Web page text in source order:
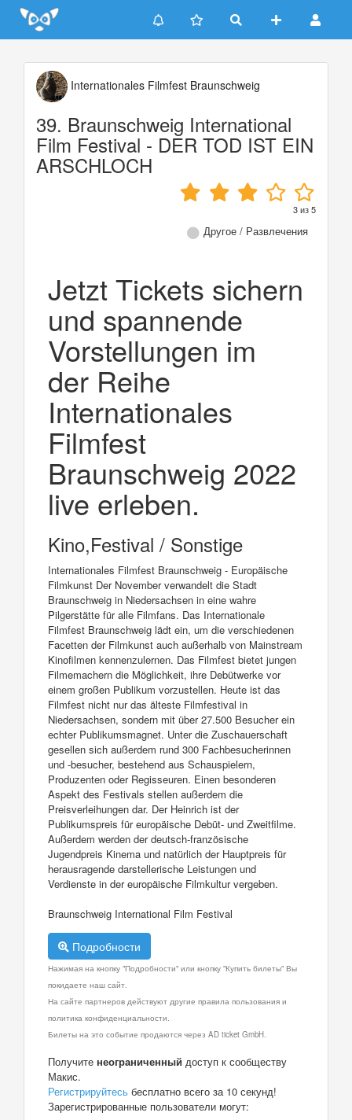
Update cookies preferences
Internationales Filmfest Braunschweig
39. Braunschweig International
Film Festival - DER TOD IST EIN
ARSCHLOCH
3из5
Другое / Развлечения
Jetzt Tickets sichern
und spannende
Vorstellungen im
der Reihe
Internationales
Filmfest
Braunschweig 2022
live erleben.
Kino,Festival / Sonstige
Internationales Filmfest Braunschweig - Europäische
Filmkunst Der November verwandelt die Stadt
Braunschweig in Niedersachsen in eine wahre
Pilgerstätte für alle Filmfans. Das Internationale
Filmfest Braunschweig lädt ein, um die verschiedenen
Facetten der Filmkunst auch außerhalb von Mainstream
Kinofilmen kennenzulernen. Das Filmfest bietet jungen
Filmemachern die Möglichkeit, ihre Debütwerke vor
einem großen Publikum vorzustellen. Heute ist das
Filmfest nicht nur das älteste Filmfestival in
Niedersachsen, sondern mit über 27.500 Besucher ein
echter Publikumsmagnet. Unter die Zuschauerschaft
gesellen sich außerdem rund 300 Fachbesucherinnen
und -besucher, bestehend aus Schauspielern,
Produzenten oder Regisseuren. Einen besonderen
Aspekt des Festivals stellen außerdem die
Preisverleihungen dar. Der Heinrich ist der
Publikumspreis für europäische Debüt- und Zweitfilme.
Außerdem werden der deutsch-französische
Jugendpreis Kinema und natürlich der Hauptpreis für
herausragende darstellerische Leistungen und
Verdienste in der europäische Filmkultur vergeben.
Braunschweig International Film Festival
Подробности
Нажимая на кнопку "Подробности" или кнопку "Купить билеты" Вы
покидаете наш сайт.
На сайте партнеров действуют другие правила пользования и
политика конфиденциальности.
Билеты на это событие продаются через AD ticket GmbH.
Получите неограниченный доступ к сообществу
Макис.
Регистрируйтесь бесплатно всего за 10 секунд!
Зарегистрированные пользователи могут: